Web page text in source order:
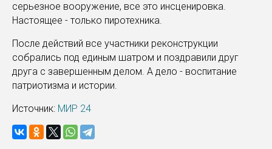
серьезное вооружение, все это инсценировка.
Настоящее - только пиротехника.
После действий все участники реконструкции
собрались под единым шатром и поздравили друг
друга с завершенным делом. А дело - воспитание
патриотизма и истории.
Источник: МИР 24